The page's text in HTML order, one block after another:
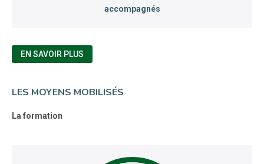
accompagnés
EN SAVOIR PLUS
LES MOYENS MOBILISÉS
La formation